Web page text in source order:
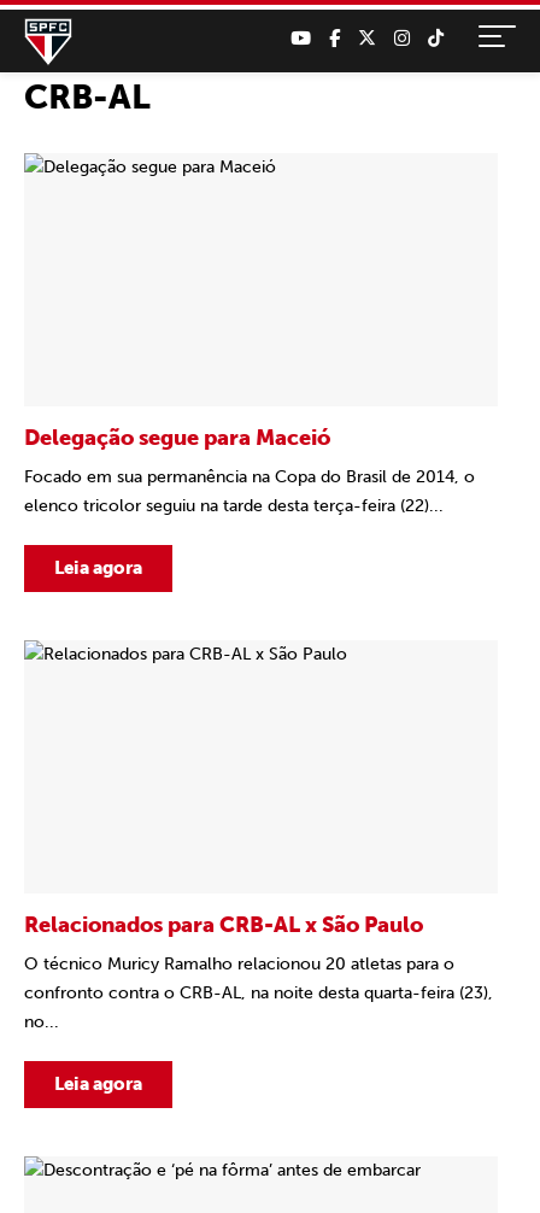
CRB-AL
Delegação segue para Maceió
Focado em sua permanência na Copa do Brasil de 2014, o
elenco tricolor seguiu na tarde desta terça-feira (22)...
Leia agora
Relacionados para CRB-AL x São Paulo
O técnico Muricy Ramalho relacionou 20 atletas para o
confronto contra o CRB-AL, na noite desta quarta-feira (23),
no...
Leia agora